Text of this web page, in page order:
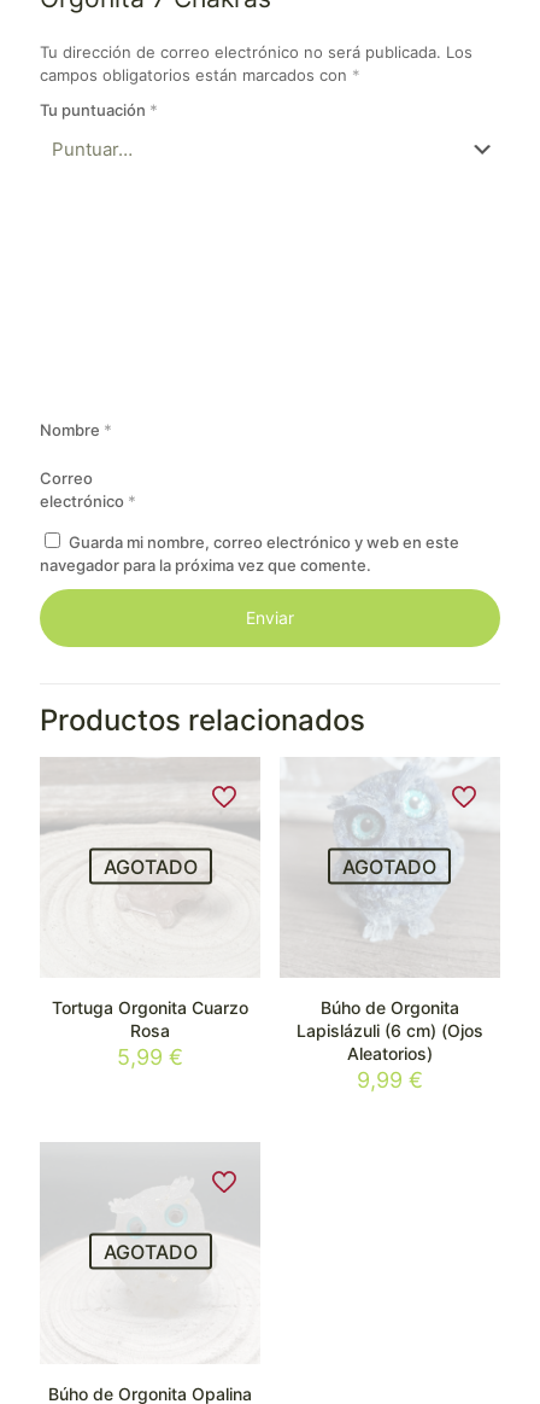
Tu dirección de correo electrónico no será publicada. Los
campos obligatorios están marcados con *
Tu puntuación *
Nombre *
Correo
electrónico *
Guarda mi nombre, correo electrónico y web en este
navegador para la próxima vez que comente.
Productos relacionados
AGOTADO
Tortuga Orgonita Cuarzo
Rosa
5,99€
AGOTADO
Búho de Orgonita
Lapislázuli (6 cm) (Ojos
Aleatorios)
9,99 €
AGOTADO
Búho de Orgonita Opalina